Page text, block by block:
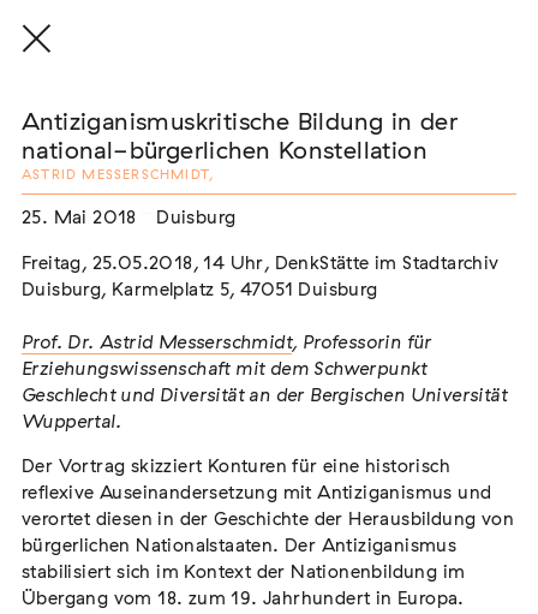
THE THREAD THAT HOLDS / DER FADEN,
Extern
22. Juli 2026 - 04. Oktober 2026 Augsburg
Der Weg der Sinti und Roma
Extern
02. August 2026 - 16. August 2026 Darmstadt
Antiziganismuskritische Bildung in der
national-bürgerlichen Konstellation
ASTRID MESSERSCHMIDT,
25. Mai 2018 Duisburg
Freitag, 25.05.2018, 14 Uhr, DenkStätte im Stadtarchiv
Duisburg, Karmelplatz 5, 47051 Duisburg
Prof. Dr. Astrid Messerschmidt, Professorin für
Erziehungswissenschaft mit dem Schwerpunkt
Geschlecht und Diversität an der Bergischen Universität
Wuppertal.
Der Vortrag skizziert Konturen für eine historisch
reflexive Auseinandersetzung mit Antiziganismus und
verortet diesen in der Geschichte der Herausbildung von
bürgerlichen Nationalstaaten. Der Antiziganismus
stabilisiert sich im Kontext der Nationenbildung im
Übergang vom 18. zum 19. Jahrhundert in Europa.